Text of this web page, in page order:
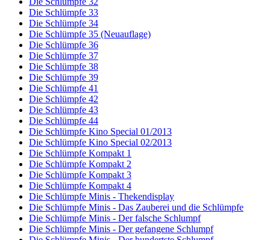
Die Schlümpfe 33
Die Schlümpfe 34
Die Schlümpfe 35 (Neuauflage)
Die Schlümpfe 36
Die Schlümpfe 37
Die Schlümpfe 38
Die Schlümpfe 39
Die Schlümpfe 41
Die Schlümpfe 42
Die Schlümpfe 43
Die Schlümpfe 44
Die Schlümpfe Kino Special 01/2013
Die Schlümpfe Kino Special 02/2013
Die Schlümpfe Kompakt 1
Die Schlümpfe Kompakt 2
Die Schlümpfe Kompakt 3
Die Schlümpfe Kompakt 4
Die Schlümpfe Minis - Thekendisplay
Die Schlümpfe Minis - Das Zauberei und die Schlümpfe
Die Schlümpfe Minis - Der falsche Schlumpf
Die Schlümpfe Minis - Der gefangene Schlumpf